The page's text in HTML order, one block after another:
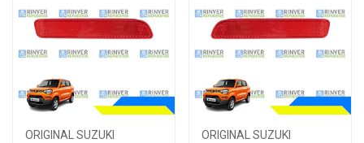
ORIGINAL SUZUKI ORIGINAL SUZUKI